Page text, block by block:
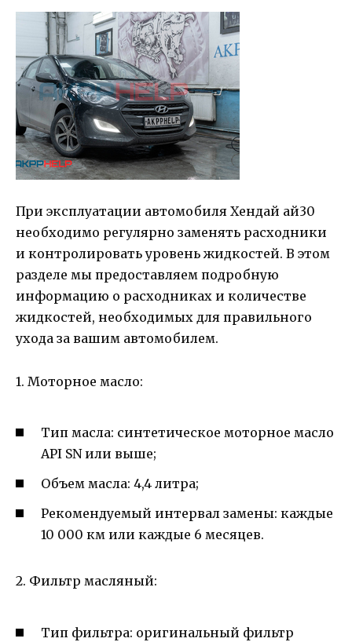
При эксплуатации автомобиля Хендай ай30
необходимо регулярно заменять расходники
и контролировать уровень жидкостей. В этом
разделе мы предоставляем подробную
информацию о расходниках и количестве
жидкостей, необходимых для правильного
ухода за вашим автомобилем.
1. Моторное масло:
Тип масла: синтетическое моторное масло
API SN или выше;
Объем масла: 4,4 литра;
Рекомендуемый интервал замены: каждые
10 000 км или каждые 6 месяцев.
2. Фильтр масляный:
Тип фильтра: оригинальный фильтр